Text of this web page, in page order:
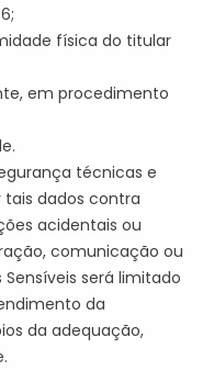
física do titular
em procedimento
técnicas e
dados contra
acidentais ou
comunicação ou
será limitado
da
da adequação,